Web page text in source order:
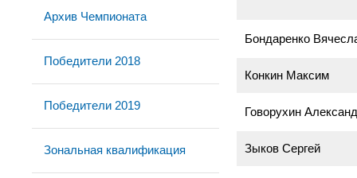
Архив Чемпионата
Победители 2018
Победители 2019
Зональная квалификация
Бондаренко
Конкин Максим
Говорухин
Зыков Сергей